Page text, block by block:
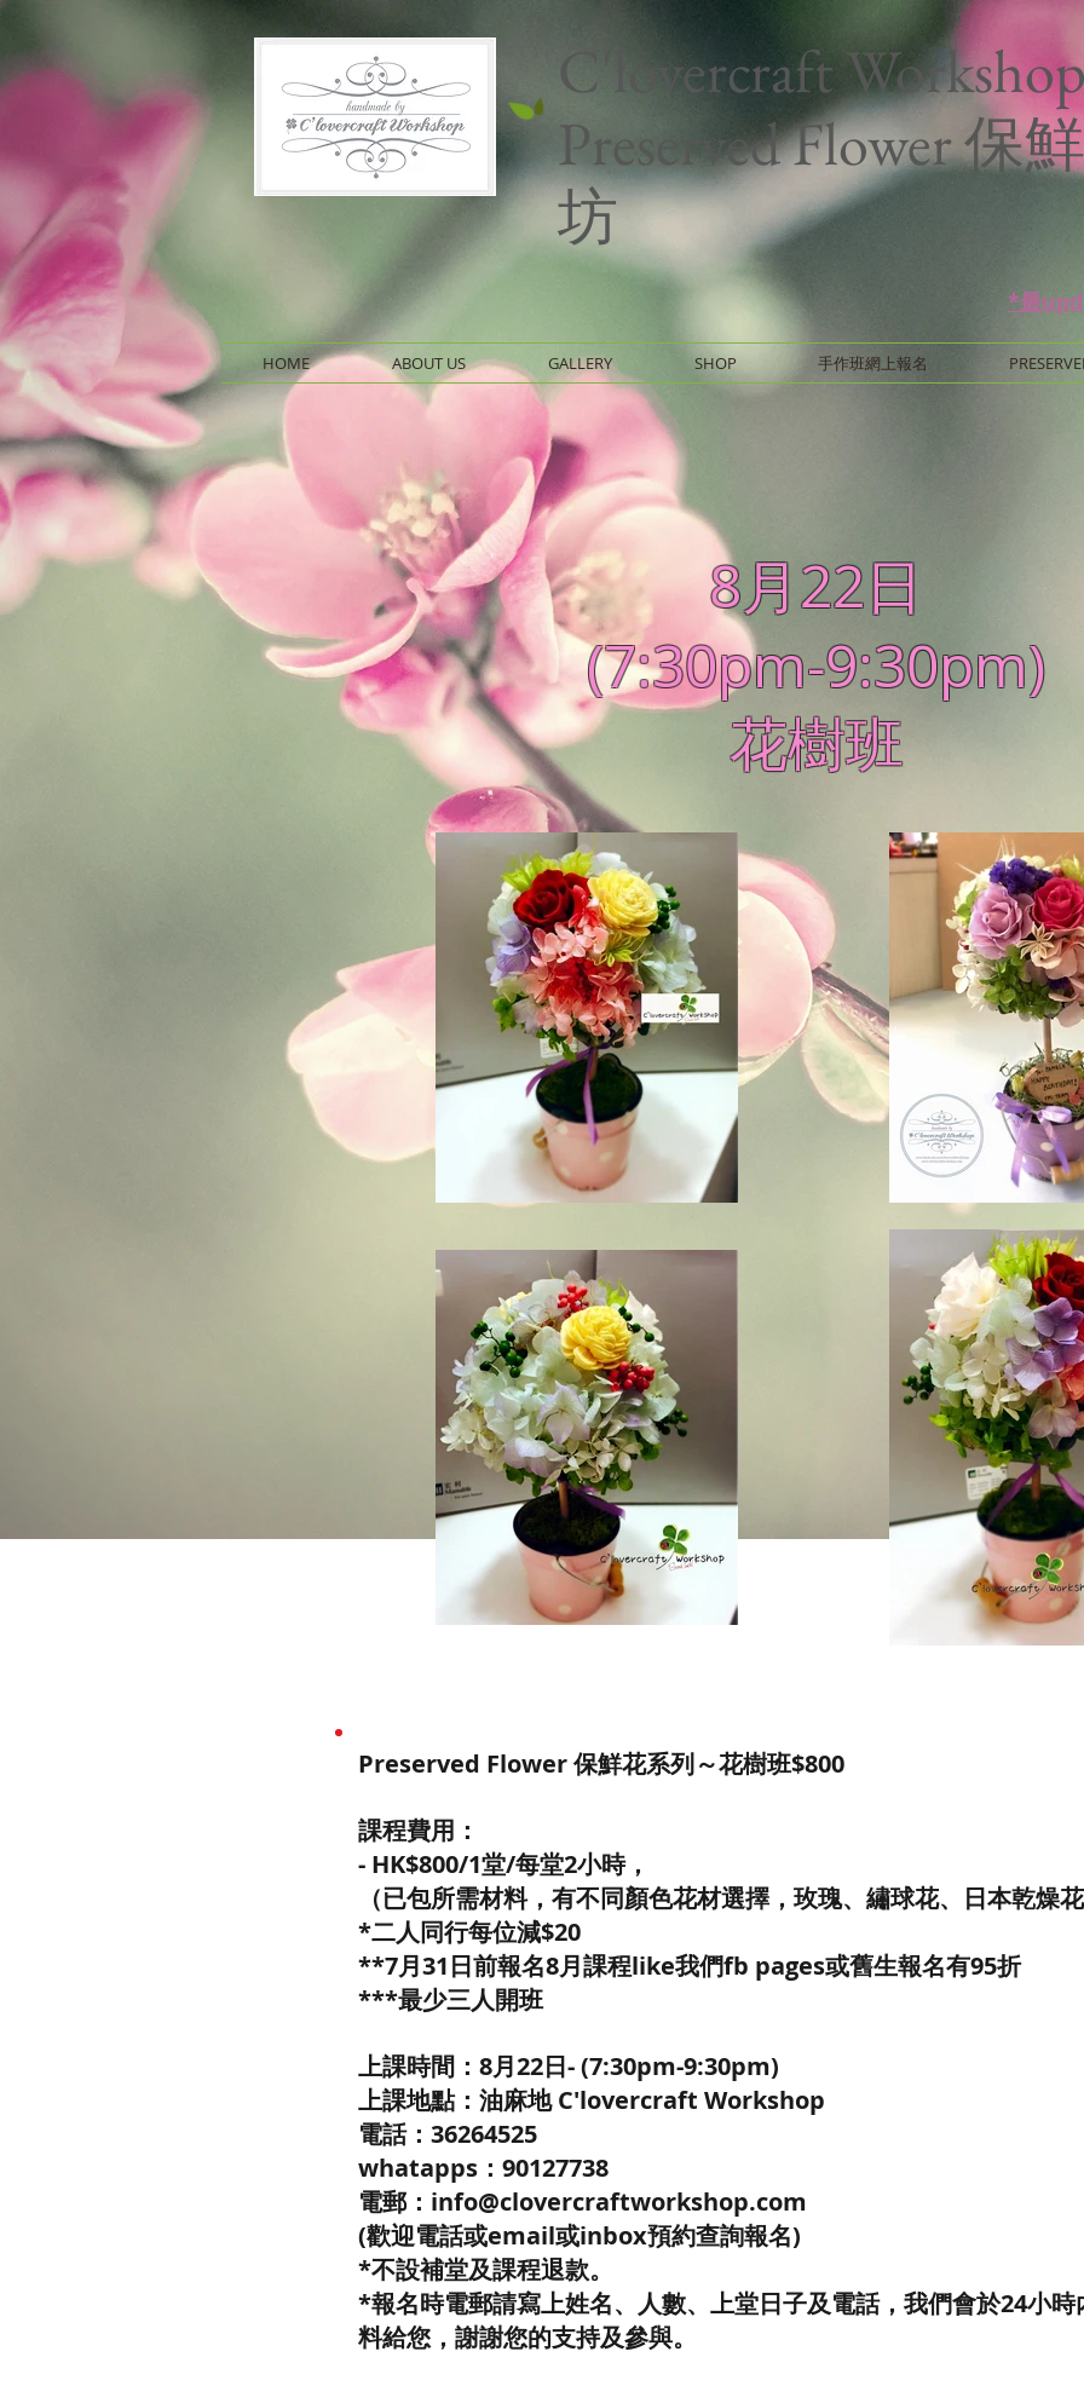
C'lovercraft
Preserved Flower 保
坊
*最
HOME ABOUT US GALLERY SHOP 手作班網上報名
8月22日
(7:30pm-9:30pm)
花樹班
Preserved Flower 保鮮花系列～花樹班$800
課程費用：
- HK$800/1堂/每堂2小時，
（已包所需材料，有不同顏色花材選擇，玫瑰、繡球花、日本乾燥
*二人同行每位減$20
**7月31日前報名8月課程like我們fb pages或舊生報名有95折
***最少三人開班
上課時間：8月22日- (7:30pm-9:30pm)
上課地點：油麻地 C'lovercraft Workshop
電話：36264525
whatapps：90127738
電郵：info@clovercraftworkshop.com
(歡迎電話或email或inbox預約查詢報名)
*不設補堂及課程退款。
*報名時電郵請寫上姓名、人數、上堂日子及電話，我們會於24小時
料給您，謝謝您的支持及參與。